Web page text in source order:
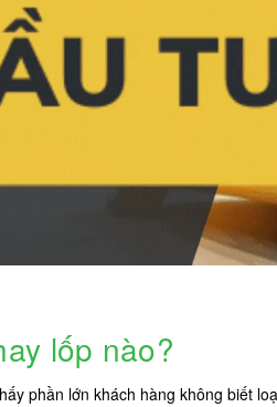
lốp nào?
phần lớn khách hàng không biết